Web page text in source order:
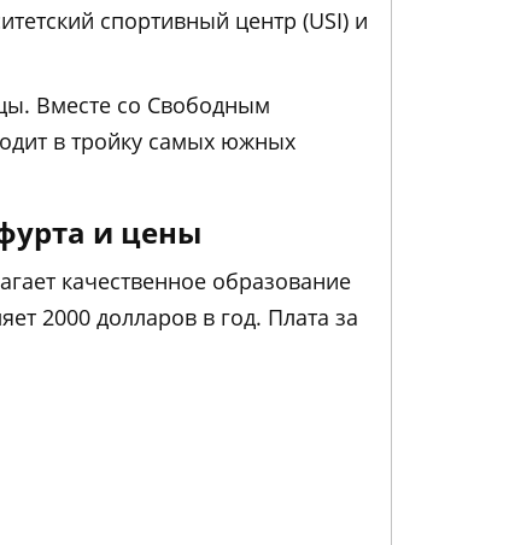
спортивный центр (USI) и
Вместе со Свободным
в тройку самых южных
и цены
качественное образование
2000 долларов в год. Плата за